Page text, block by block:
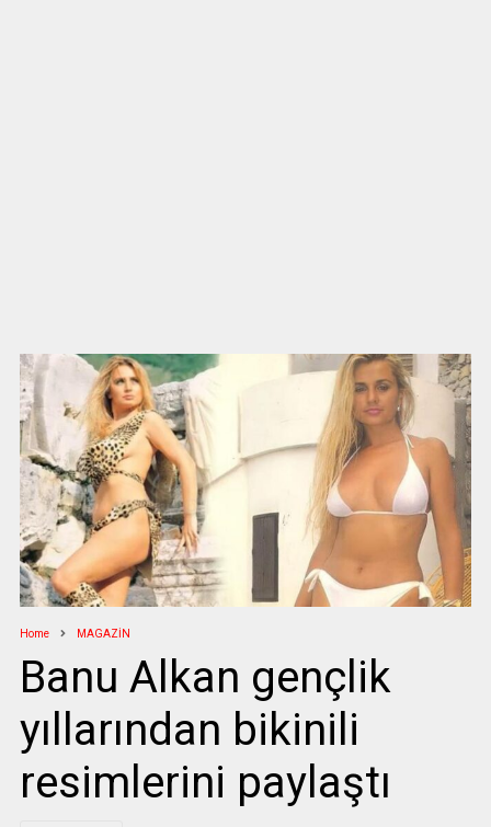
Home MAGAZİN
Banu Alkan gençlik
yıllarından bikinili
resimlerini paylaştı